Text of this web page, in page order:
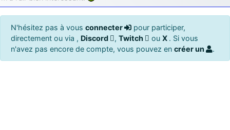
N'hésitez pas à vous connecter
pour participer,
directement ou via , Discord , Twitch ou X . Si vous
n'avez pas encore de compte, vous pouvez en créer un .